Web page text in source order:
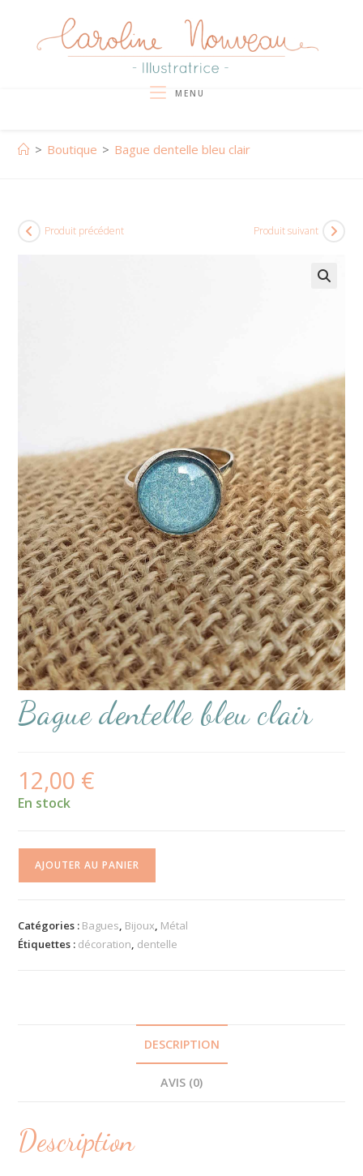
content
MENU
> Boutique > Bague dentelle bleu clair
Produit précédent Produit suivant
Bague dentelle bleu clair
12,00 €
En stock
dentelle
bleu
AJOUTER AU PANIER
Catégories : Bagues, Bijoux, Métal
Étiquettes : décoration, dentelle
DESCRIPTION
AVIS (0)
Description